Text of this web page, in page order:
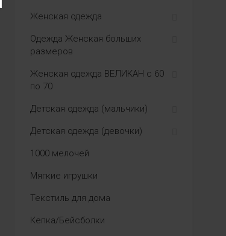
Женская одежда
Одежда Женская больших
размеров
Женская одежда ВЕЛИКАН с 60
по 70
Детская одежда (мальчики)
Детская одежда (девочки)
1000 мелочей
Мягкие игрушки
Текстиль для дома
Кепка/Бейсболки